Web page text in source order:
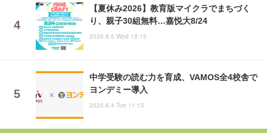
【夏休み2026】教育版マイクラでまちづく
り、親子30組無料…嘉悦大8/24
2026.8.5 Wed 19:15
中学受験の読む力を育成、VAMOS全4校舎で
ヨンデミー導入
2026.8.4 Tue 11:15